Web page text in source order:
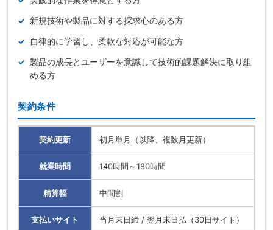
新規技術や製品に対する探求心のある方
自律的に学習し、柔軟な対応が可能な方
製品の成長とユーザーを意識して技術的課題解決に取り組
める方
契約条件
契約更新 初月単月（以降、複数月更新）
就業時間 140時間～180時間
精算幅 中間割
支払いサイト 当月末日締 / 翌月末日払（30日サイト）